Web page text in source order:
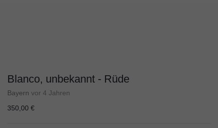
Blanco, unbekannt - Rüde
Bayern vor 4 Jahren
350,00 €